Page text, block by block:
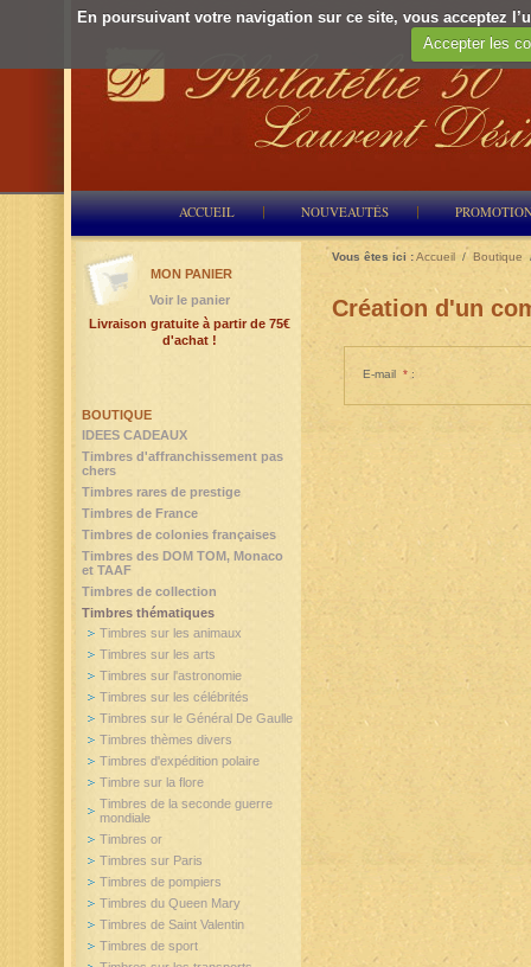
En poursuivant votre navigation sur ce site, vous acceptez
Accepter les
ACCUEIL NOUVEAUTÉS
Vous êtes ici :Accueil / Boutique
Création d'un
E-mail * :
BOUTIQUE
IDEES CADEAUX
Timbres d'affranchissement pas
chers
Timbres rares de prestige
Timbres de France
Timbres de colonies françaises
Timbres des DOM TOM, Monaco
et TAAF
Timbres de collection
Timbres thématiques
Timbres sur les animaux
Timbres sur les arts
Timbres sur l'astronomie
Timbres sur les célébrités
Timbres sur le Général De Gaulle
Timbres thèmes divers
Timbres d'expédition polaire
Timbre sur la flore
Timbres de la seconde guerre
mondiale
Timbres or
Timbres sur Paris
Timbres de pompiers
Timbres du Queen Mary
Timbres de Saint Valentin
Timbres de sport
MON PANIER
Voir le panier
Livraison gratuite à partir de 75€
d'achat !